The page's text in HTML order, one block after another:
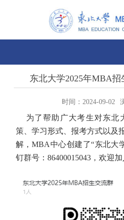
东北大学2025年MBA
时间：2024-09-02
为了帮助广大考生对东北
策、学习形式、报考方式以及
解，MBA中心创建了“东北大
钉群号：86400015043，欢迎加